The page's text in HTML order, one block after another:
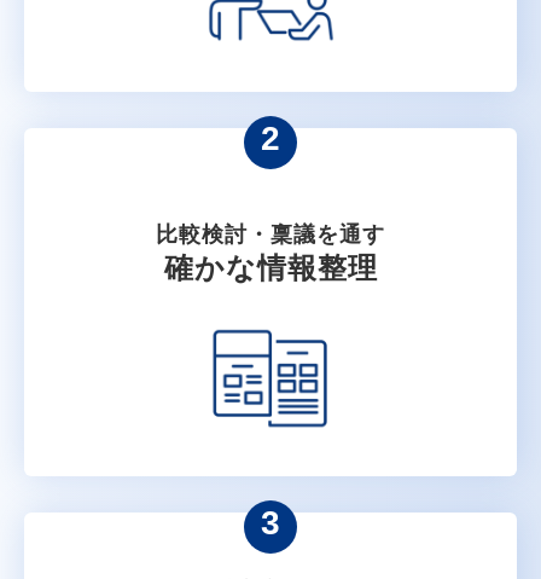
2
比較検討・稟議を通す
確かな情報整理
3